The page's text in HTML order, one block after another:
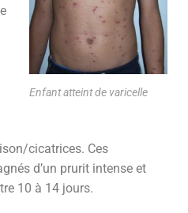
Enfant atteint de varicelle
cicatrices. Ces
d’un prurit intense et
10 à 14 jours.